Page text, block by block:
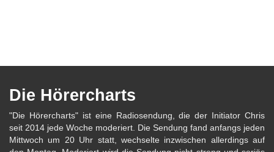
Die Hörercharts
"Die Hörercharts" ist eine Radiosendung, die der Initiator Chris
seit 2014 jede Woche moderiert. Die Sendung fand anfangs jeden
Mittwoch um 20 Uhr statt, wechselte inzwischen allerdings auf